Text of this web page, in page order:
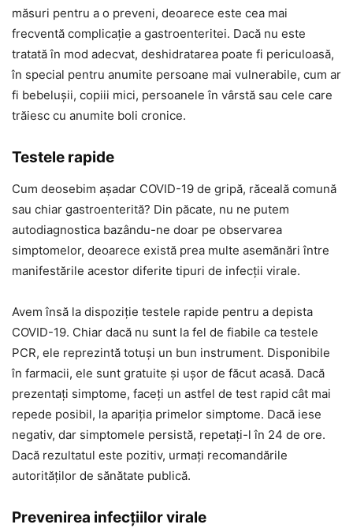
măsuri pentru a o preveni, deoarece este cea mai
frecventă complicație a gastroenteritei. Dacă nu este
tratată în mod adecvat, deshidratarea poate fi periculoasă,
în special pentru anumite persoane mai vulnerabile, cum ar
fi bebelușii, copiii mici, persoanele în vârstă sau cele care
trăiesc cu anumite boli cronice.
Testele rapide
Cum deosebim așadar COVID-19 de gripă, răceală comună
sau chiar gastroenterită? Din păcate, nu ne putem
autodiagnostica bazându-ne doar pe observarea
simptomelor, deoarece există prea multe asemănări între
manifestările acestor diferite tipuri de infecții virale.
Avem însă la dispoziție testele rapide pentru a depista
COVID-19. Chiar dacă nu sunt la fel de fiabile ca testele
PCR, ele reprezintă totuși un bun instrument. Disponibile
în farmacii, ele sunt gratuite și ușor de făcut acasă. Dacă
prezentați simptome, faceți un astfel de test rapid cât mai
repede posibil, la apariția primelor simptome. Dacă iese
negativ, dar simptomele persistă, repetați-l în 24 de ore.
Dacă rezultatul este pozitiv, urmați recomandările
autorităților de sănătate publică.
Prevenirea infecțiilor virale